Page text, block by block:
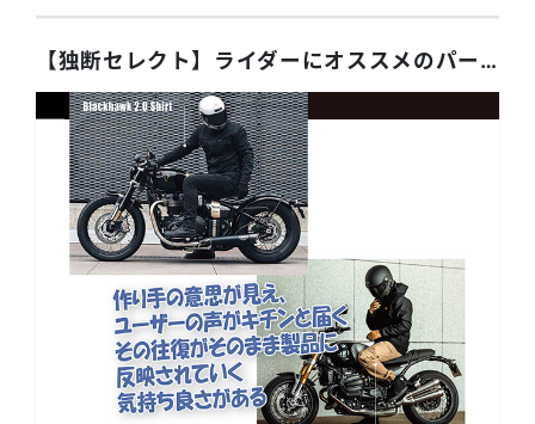
【独断セレクト】ライダーにオススメのパーツ4選！ 2026年7月号